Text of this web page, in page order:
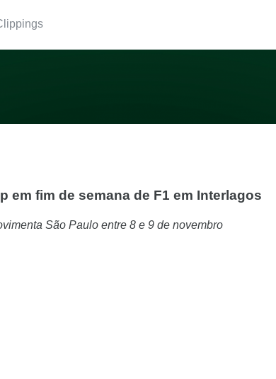
em fim de semana de F1 em Interlagos
São Paulo entre 8 e 9 de novembro